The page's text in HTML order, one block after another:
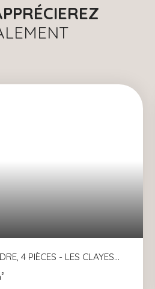
4 PIÈCES - LES CLAYES